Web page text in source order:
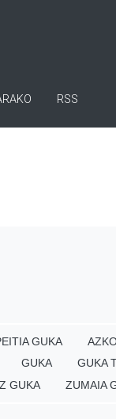
RSS
GUKA
GUKA
GUKA
GUKA
ZUMAIA